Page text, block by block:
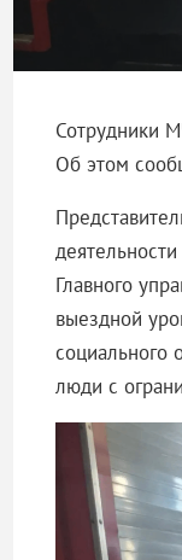
Сотрудники
Об этом
Главного
выездной
социального
люди с